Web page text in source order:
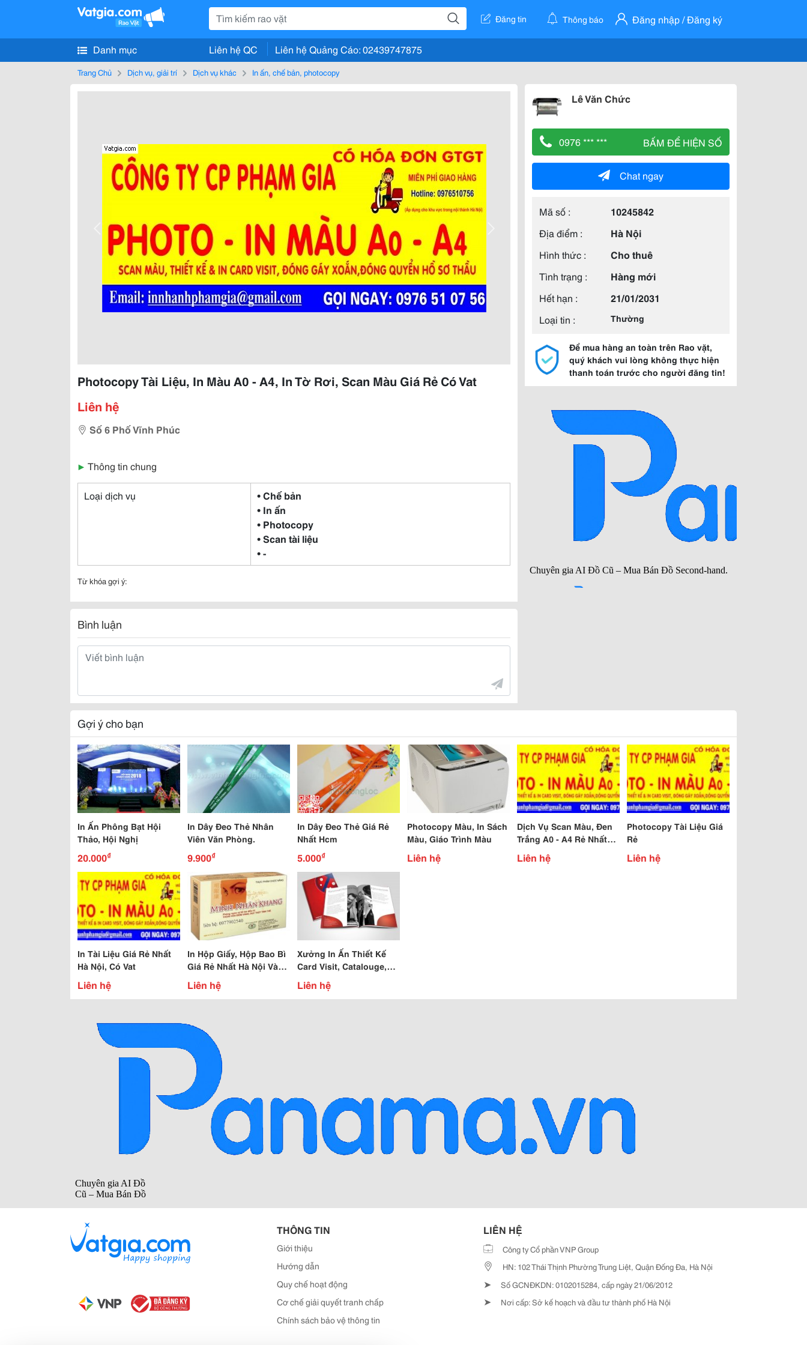
Đăng tin Thông báo Đăng nhập / Đăng ký
Danh mục Liên hệ QC Liên hệ Quảng Cáo: 02439747875
Trang Chủ Dịch vụ, giải trí Dịch vụ khác In ấn, chế bản, photocopy
Photocopy Tài Liệu, In Màu A0 - A4, In Tờ Rơi, Scan Màu Giá Rẻ Có Vat
Liên hệ
Số 6 Phố Vĩnh Phúc
▶ Thông tin chung
Loại dịch vụ
• Chế bản
• In ấn
• Photocopy
• Scan tài liệu
• -
Từ khóa gợi ý:
Bình luận
Lê Văn Chức
0976 *** *** BẤM ĐỂ HIỆN SỐ
Chat ngay
Mã số :
10245842
Địa điểm :
Hà Nội
Hình thức :
Cho thuê
Tình trạng :
Hàng mới
Hết hạn :
21/01/2031
Loại tin :
Thường
Để mua hàng an toàn trên Rao vặt,
quý khách vui lòng không thực hiện
thanh toán trước cho người đăng tin!
Gợi ý cho bạn
In Ấn Phông Bạt Hội
Thảo, Hội Nghị
20.000₫
In Dây Đeo Thẻ Nhân
Viên Văn Phòng.
9.900₫
In Dây Đeo Thẻ Giá Rẻ
Nhất Hcm
5.000₫
Photocopy Màu, In Sách
Màu, Giáo Trình Màu
Liên hệ
Dịch Vụ Scan Màu, Đen
Trắng A0 - A4 Rẻ Nhất
Hà Nội, Có Vat
Liên hệ
Photocopy Tài Liệu Giá
Rẻ
Liên hệ
In Tài Liệu Giá Rẻ Nhất
Hà Nội, Có Vat
Liên hệ
In Hộp Giấy, Hộp Bao Bì
Giá Rẻ Nhất Hà Nội Và
Các Tỉnh
Liên hệ
Xưởng In Ấn Thiết Kế
Card Visit, Catalouge,
Broucher, Tờ Rơi, Sổ
Note Theo Yêu C
Liên hệ
THÔNG TIN
Giới thiệu
Hướng dẫn
Quy chế hoạt động
Cơ chế giải quyết tranh chấp
Chính sách bảo vệ thông tin
LIÊN HỆ
Công ty Cổ phần VNP Group
HN: 102 Thái Thịnh Phường Trung Liệt, Quận Đống Đa, Hà Nội
➤ Số GCNĐKDN: 0102015284, cấp ngày 21/06/2012
➤ Nơi cấp: Sở kế hoạch và đầu tư thành phố Hà Nội